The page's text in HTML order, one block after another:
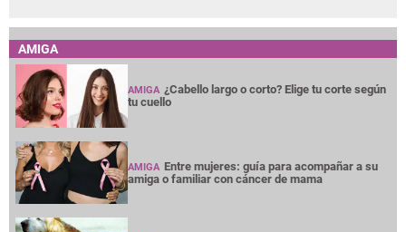
AMIGA
AMIGA ¿Cabello largo o corto? Elige tu corte según
tu cuello
AMIGA Entre mujeres: guía para acompañar a su
amiga o familiar con cáncer de mama